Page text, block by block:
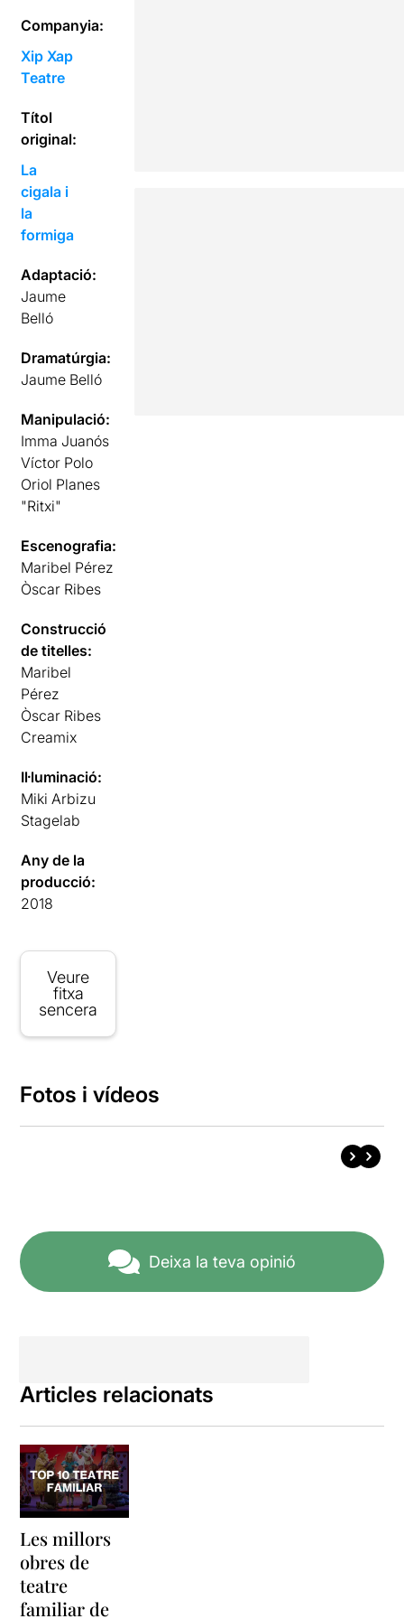
Companyia:
Xip Xap
Teatre
Títol
original:
La
cigala i
la
formiga
Adaptació:
Jaume
Belló
Dramatúrgia:
Jaume Belló
Manipulació:
Imma Juanós
Víctor Polo
Oriol Planes
"Ritxi"
Escenografia:
Maribel Pérez
Òscar Ribes
Construcció
de titelles:
Maribel
Pérez
Òscar Ribes
Creamix
Il·luminació:
Miki Arbizu
Stagelab
Any de la
producció:
2018
Veure
fitxa
sencera
Fotos i vídeos
Deixa la teva opinió
Articles relacionats
Les millors
obres de
teatre
familiar de